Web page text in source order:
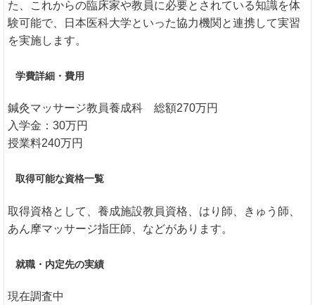
た、これからの臨床家や教員に必要とされている知識を体
験可能で、日本医科大学といった協力機関と連携して実習
を実施します。
学費詳細・費用
鍼灸マッサージ教員養成科 総額270万円
入学金：30万円
授業料240万円
取得可能な資格一覧
取得資格として、養成施設教員資格、はり師、きゅう師、
あん摩マッサージ指圧師、などがあります。
就職・内定先の実績
現在調査中